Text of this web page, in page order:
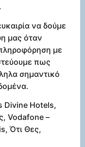
να δούμε
μας όταν
με
πως
σημαντικό
Divine Hotels,
Vodafone –
Ότι Θες,